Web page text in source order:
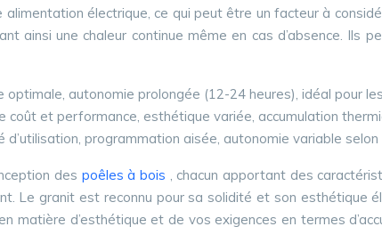
électrique, ce qui peut être un facteur à
ainsi une chaleur continue même en cas d’absence. Ils
autonomie prolongée (12-24 heures), idéal pour
coût et performance, esthétique variée, accumulation
programmation aisée, autonomie variable selon
des poêles à bois , chacun apportant des
Le granit est reconnu pour sa solidité et son esthétique
matière d’esthétique et de vos exigences en termes